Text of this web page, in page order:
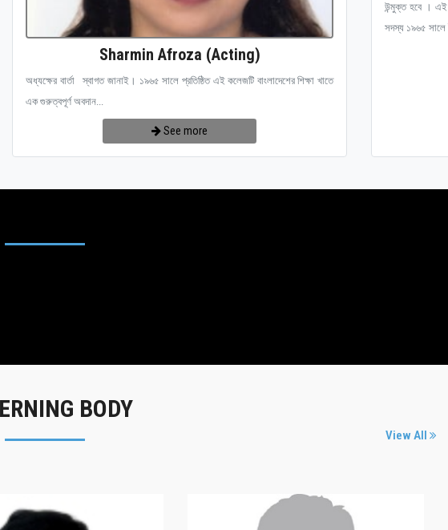
Sharmin Afroza (Acting)
অধ্যক্ষের বার্তা স্বাগত জানাই। ১৯৬৫ সালে প্রতিষ্ঠিত এই কলেজটি বাংলাদেশের শিক্ষা খাতে
এক গুরুত্বপূর্ণ অবদান...
See more
উন্মুক্ত হবে । এই
সদস্য ১৯৬৫ সালে
BODY
View All